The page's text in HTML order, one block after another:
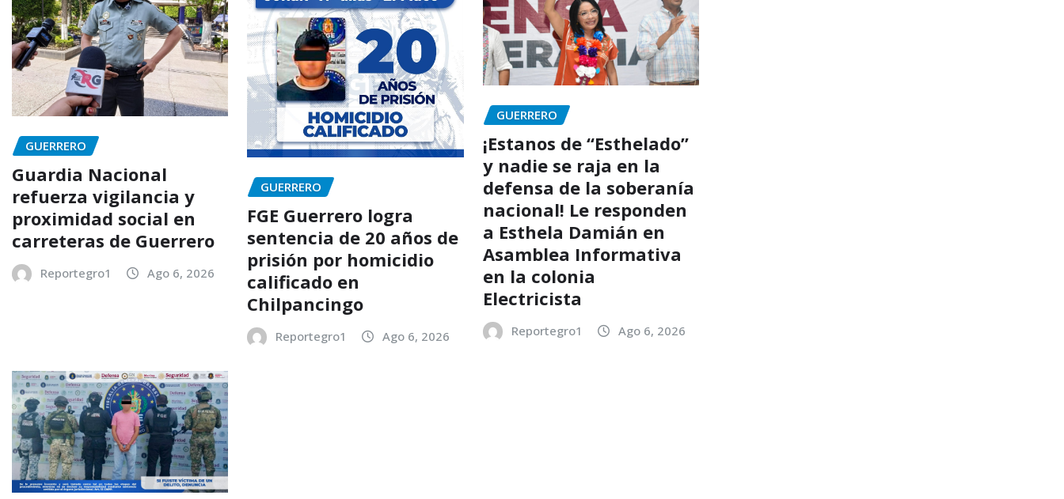
GUERRERO
Guardia Nacional
refuerza vigilancia y
proximidad social en
carreteras de Guerrero
Reportegro1 Ago 6, 2026
GUERRERO
FGE Guerrero logra
sentencia de 20 años de
prisión por homicidio
calificado en
Chilpancingo
Reportegro1 Ago 6, 2026
GUERRERO
¡Estanos de “Esthelado”
y nadie se raja en la
defensa de la soberanía
nacional! Le responden
a Esthela Damián en
Asamblea Informativa
en la colonia
Electricista
Reportegro1 Ago 6, 2026